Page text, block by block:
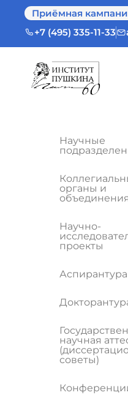
Приёмная
+7 (495) 335-11-33
Научные
органы и
объединения
Научно-
проекты
Аспирантура
научная
советы)